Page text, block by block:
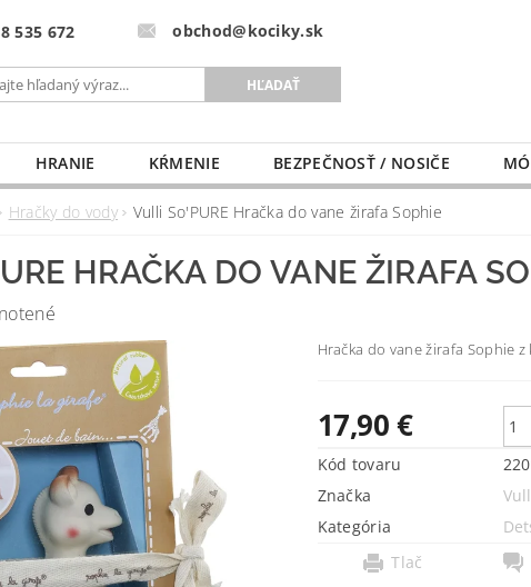
535 672 obchod@kociky.sk
HRANIE KŔMENIE BEZPEČNOSŤ / NOSIČE
MLIEKO A VÝŽIVA PRE MAMIČKU NAŠE SLUŽBY
Hračky do vody Vulli So'PURE Hračka do vane žirafa Sophie
HRAČKA DO VANE ŽIRAFA
Hračka do vane žirafa Sophie z
17,90 €
Kód tovaru
Značka
Kategória
Tlač